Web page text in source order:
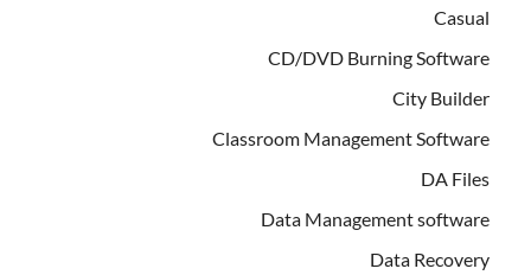
Casual
CD/DVD Burning Software
City Builder
Classroom Management Software
DA Files
Data Management software
Data Recovery